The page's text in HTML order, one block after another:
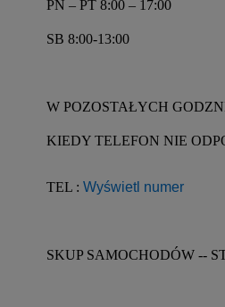
PN – PT 8:00 – 17:00
SB 8:00-13:00
W POZOSTAŁYCH
KIEDY TELEFON NIE
TEL : Wyświetl numer
SKUP SAMOCHODÓW --